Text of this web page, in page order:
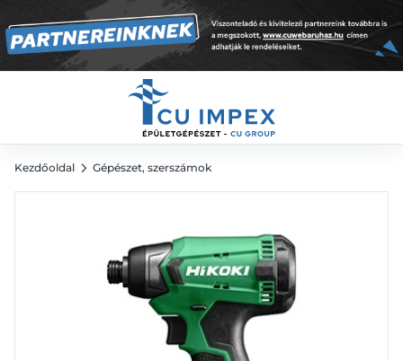
Kezdőoldal Gépészet, szerszámok
46 931
65 181 Ft